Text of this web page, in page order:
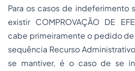
Para os casos de indeferimento
existir COMPROVAÇÃO DE
cabe primeiramente o pedido
sequência Recurso
se mantiver, é o caso de se